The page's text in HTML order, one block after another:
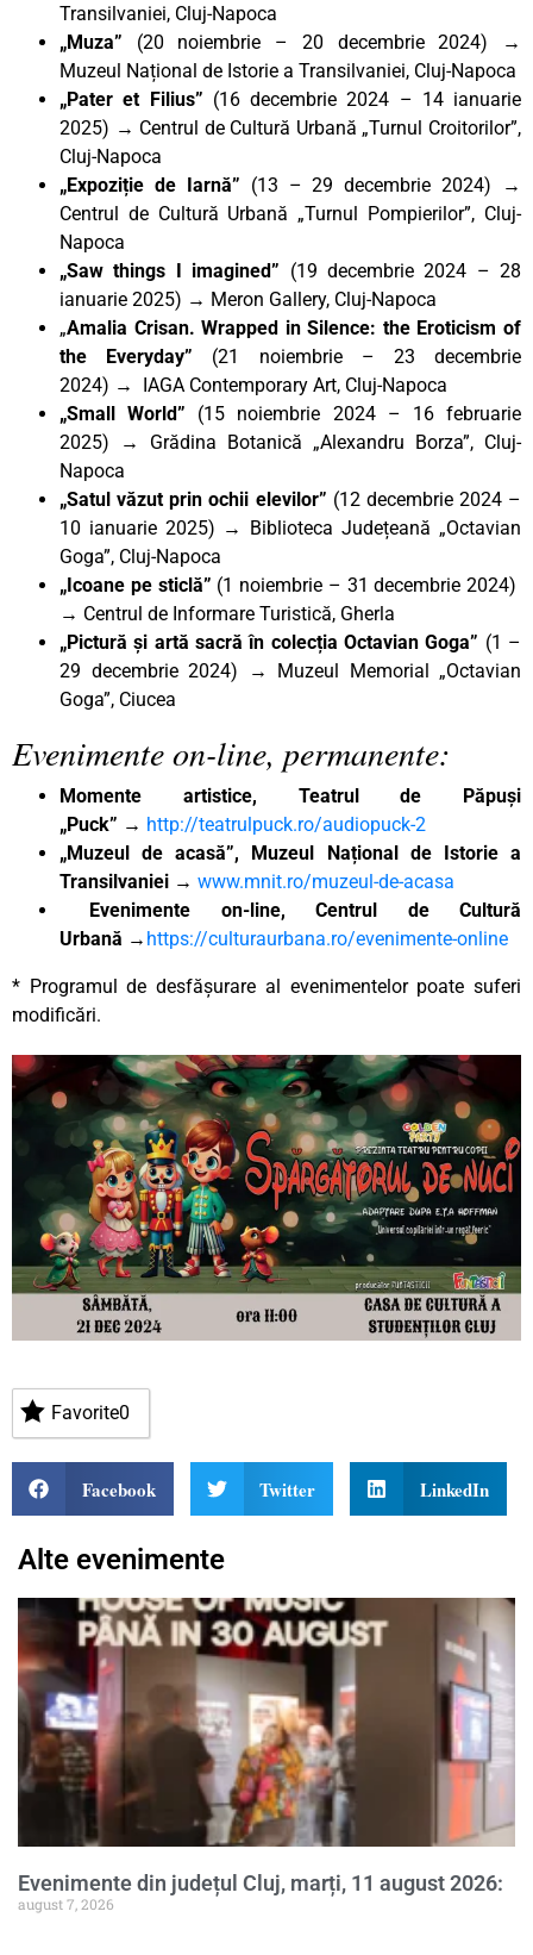
Transilvaniei, Cluj-Napoca
„Muza” (20 noiembrie – 20 decembrie 2024) →
Muzeul Național de Istorie a Transilvaniei, Cluj-Napoca
„Pater et Filius” (16 decembrie 2024 – 14 ianuarie
2025) → Centrul de Cultură Urbană „Turnul Croitorilor”,
Cluj-Napoca
„Expoziție de Iarnă” (13 – 29 decembrie 2024) →
Centrul de Cultură Urbană „Turnul Pompierilor”, Cluj-
Napoca
„Saw things I imagined” (19 decembrie 2024 – 28
ianuarie 2025) → Meron Gallery, Cluj-Napoca
„Amalia Crisan. Wrapped in Silence: the Eroticism of
the Everyday” (21 noiembrie – 23 decembrie
2024) →
IAGA Contemporary Art, Cluj-Napoca
„Small World” (15 noiembrie 2024 – 16 februarie
2025) → Grădina Botanică „Alexandru Borza”, Cluj-
Napoca
„Satul văzut prin ochii elevilor” (12 decembrie 2024 –
10 ianuarie 2025) → Biblioteca Județeană „Octavian
Goga”, Cluj-Napoca
„Icoane pe sticlă” (1 noiembrie – 31 decembrie 2024)
→ Centrul de Informare Turistică, Gherla
„Pictură și artă sacră în colecția Octavian Goga” (1 –
29 decembrie 2024) → Muzeul Memorial „Octavian
Goga”, Ciucea
Evenimente on-line, permanente:
Momente artistice, Teatrul de Păpuși
„Puck” → http://teatrulpuck.ro/audiopuck-2
„Muzeul de acasă”, Muzeul Național de Istorie a
Transilvaniei → www.mnit.ro/muzeul-de-acasa
Evenimente on-line, Centrul de Cultură
Urbană → https://culturaurbana.ro/evenimente-online
* Programul de desfășurare al evenimentelor poate suferi
modificări.
Favorite0
Facebook Twitter LinkedIn
Alte evenimente
Evenimente din județul Cluj, marți, 11 august 2026:
august 7, 2026